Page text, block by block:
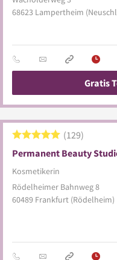
68623 Lampertheim (Neuschloß)
Gratis
Permanent Beauty
Kosmetikerin
129
Rödelheimer Bahnweg 8
60489 Frankfurt (Rödelheim)